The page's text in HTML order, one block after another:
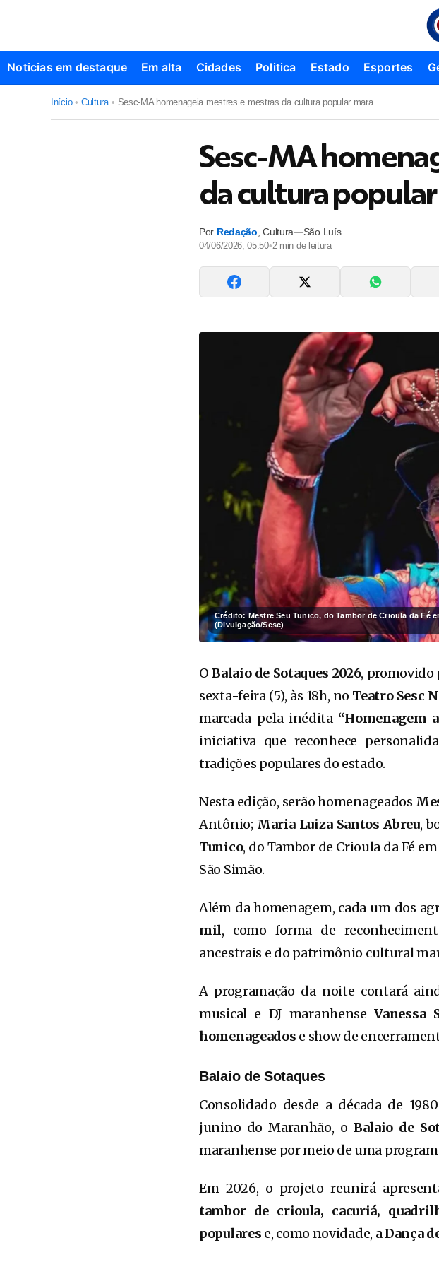
Noticias em destaque Em alta Cidades Politica Estado Esportes
Início • Cultura • Sesc-MA homenageia mestres e mestras da cultura popular mara...
Sesc-MA
da cultura
Por Redação ,Cultura—São Luís
04/06/2026, 05:50•2min de leitura
Crédito: Mestre Seu Tunico, do Tambor de Crioula da Fé
(Divulgação/Sesc)
OBalaio de Sotaques 2026, promovido
sexta-feira (5), às 18h, no Teatro Sesc
marcada pela inédita “Homenagem
iniciativa que reconhece
tradições populares do estado.
Nesta edição, serão homenageados
Antônio; Maria Luiza Santos Abreu,
Tunico, do Tambor de Crioula da Fé em
São Simão.
Além da homenagem, cada um dos
mil, como forma de
ancestrais e do patrimônio cultural
A programação da noite contará
musical e DJ maranhenseVanessa
homenageados e show de
Balaio de Sotaques
Consolidado desde a década de
junino do Maranhão, o Balaio de
maranhense por meio de uma
Em 2026, o projeto reunirá
tambor de crioula, cacuriá,
populares e, como novidade, aDança